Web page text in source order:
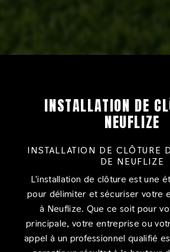
INSTALLATION DE
NEUFLIZE
INSTALLATION DE CLÔTURE
DE NEUFLIZE
L'installation de clôture est une
pour délimiter et sécuriser votre
à Neuflize. Que ce soit pour
principale, votre entreprise ou
appel à un professionnel qualifié